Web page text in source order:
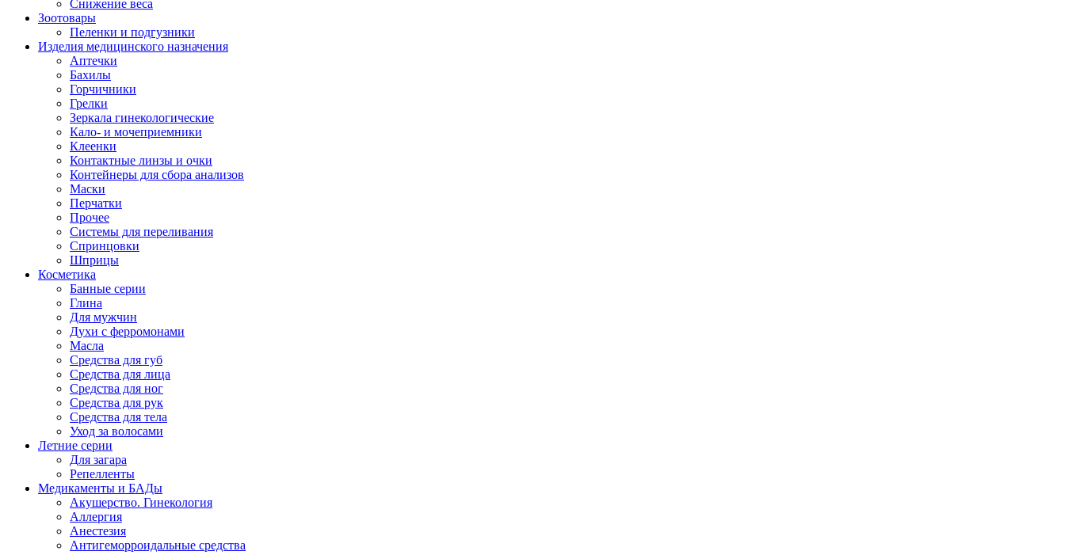
Снижение веса
Зоотовары
Пеленки и подгузники
Изделия медицинского назначения
Аптечки
Бахилы
Горчичники
Грелки
Зеркала гинекологические
Кало- и мочеприемники
Клеенки
Контактные линзы и очки
Контейнеры для сбора анализов
Маски
Перчатки
Прочее
Системы для переливания
Спринцовки
Шприцы
Косметика
Банные серии
Глина
Для мужчин
Духи с ферромонами
Масла
Средства для губ
Средства для лица
Средства для ног
Средства для рук
Средства для тела
Уход за волосами
Летние серии
Для загара
Репелленты
Медикаменты и БАДы
Акушерство. Гинекология
Аллергия
Анестезия
Антигеморроидальные средства